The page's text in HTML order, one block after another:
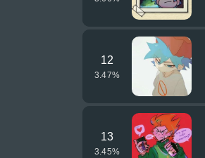
12
3.47%
13
3.45%